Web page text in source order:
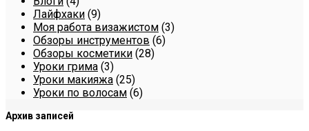
Лайфхаки (9)
Моя работа визажистом (3)
Обзоры инструментов (6)
Обзоры косметики (28)
Уроки грима (3)
Уроки макияжа (25)
Уроки по волосам (6)
Архив записей